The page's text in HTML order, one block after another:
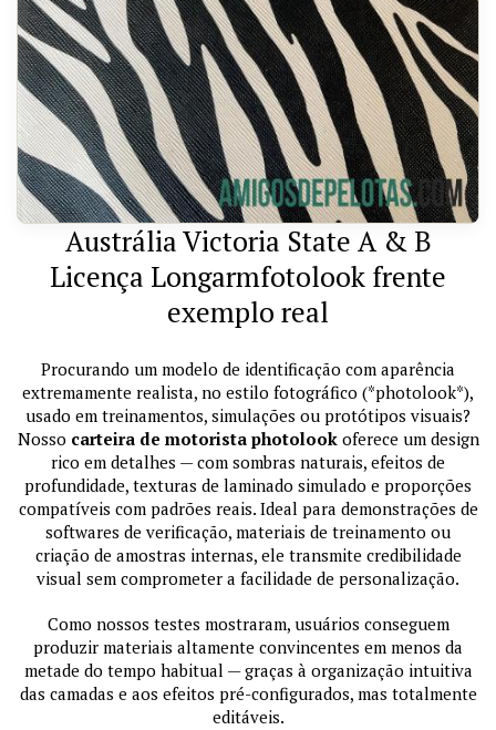
Austrália Victoria State A & B
Licença Longarmfotolook frente
exemplo real
Procurando um modelo de identificação com aparência
extremamente realista, no estilo fotográfico (*photolook*),
usado em treinamentos, simulações ou protótipos visuais?
Nosso carteira de motorista photolookoferece um design
rico em detalhes — com sombras naturais, efeitos de
profundidade, texturas de laminado simulado e proporções
compatíveis com padrões reais. Ideal para demonstrações de
softwares de verificação, materiais de treinamento ou
criação de amostras internas, ele transmite credibilidade
visual sem comprometer a facilidade de personalização.
Como nossos testes mostraram, usuários conseguem
produzir materiais altamente convincentes em menos da
metade do tempo habitual — graças à organização intuitiva
das camadas e aos efeitos pré-configurados, mas totalmente
editáveis.